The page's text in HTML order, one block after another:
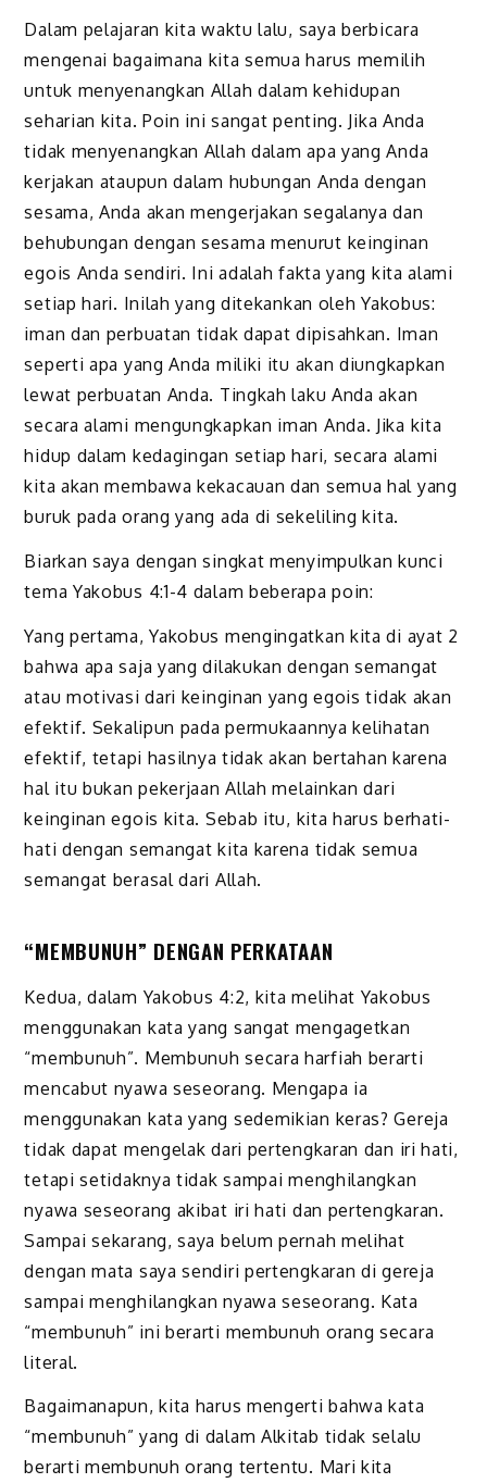
Dalam pelajaran kita waktu lalu, saya berbicara
mengenai bagaimana kita semua harus memilih
untuk menyenangkan Allah dalam kehidupan
seharian kita. Poin ini sangat penting. Jika Anda
tidak menyenangkan Allah dalam apa yang Anda
kerjakan ataupun dalam hubungan Anda dengan
sesama, Anda akan mengerjakan segalanya dan
behubungan dengan sesama menurut keinginan
egois Anda sendiri. Ini adalah fakta yang kita alami
setiap hari. Inilah yang ditekankan oleh Yakobus:
iman dan perbuatan tidak dapat dipisahkan. Iman
seperti apa yang Anda miliki itu akan diungkapkan
lewat perbuatan Anda. Tingkah laku Anda akan
secara alami mengungkapkan iman Anda. Jika kita
hidup dalam kedagingan setiap hari, secara alami
kita akan membawa kekacauan dan semua hal yang
buruk pada orang yang ada di sekeliling kita.
Biarkan saya dengan singkat menyimpulkan kunci
tema Yakobus 4:1-4 dalam beberapa poin:
Yang pertama, Yakobus mengingatkan kita di ayat 2
bahwa apa saja yang dilakukan dengan semangat
atau motivasi dari keinginan yang egois tidak akan
efektif. Sekalipun pada permukaannya kelihatan
efektif, tetapi hasilnya tidak akan bertahan karena
hal itu bukan pekerjaan Allah melainkan dari
keinginan egois kita. Sebab itu, kita harus berhati-
hati dengan semangat kita karena tidak semua
semangat berasal dari Allah.
“MEMBUNUH” DENGAN PERKATAAN
Kedua, dalam Yakobus 4:2, kita melihat Yakobus
menggunakan kata yang sangat mengagetkan
“membunuh”. Membunuh secara harfiah berarti
mencabut nyawa seseorang. Mengapa ia
menggunakan kata yang sedemikian keras? Gereja
tidak dapat mengelak dari pertengkaran dan iri hati,
tetapi setidaknya tidak sampai menghilangkan
nyawa seseorang akibat iri hati dan pertengkaran.
Sampai sekarang, saya belum pernah melihat
dengan mata saya sendiri pertengkaran di gereja
sampai menghilangkan nyawa seseorang. Kata
“membunuh” ini berarti membunuh orang secara
literal.
Bagaimanapun, kita harus mengerti bahwa kata
“membunuh” yang di dalam Alkitab tidak selalu
berarti membunuh orang tertentu. Mari kita